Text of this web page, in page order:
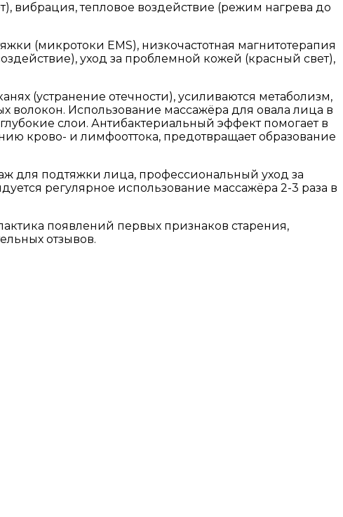
вибрация, тепловое воздействие (режим нагрева до
(микротоки EMS), низкочастотная магнитотерапия
уход за проблемной кожей (красный свет),
(устранение отечности), усиливаются метаболизм,
волокон. Использование массажёра для овала лица в
слои. Антибактериальный эффект помогает в
крово- и лимфооттока, предотвращает образование
для подтяжки лица, профессиональный уход за
регулярное использование массажёра 2-3 раза в
появлений первых признаков старения,
отзывов.